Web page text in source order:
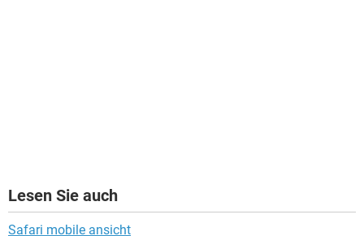
Lesen Sie auch
Safari mobile ansicht